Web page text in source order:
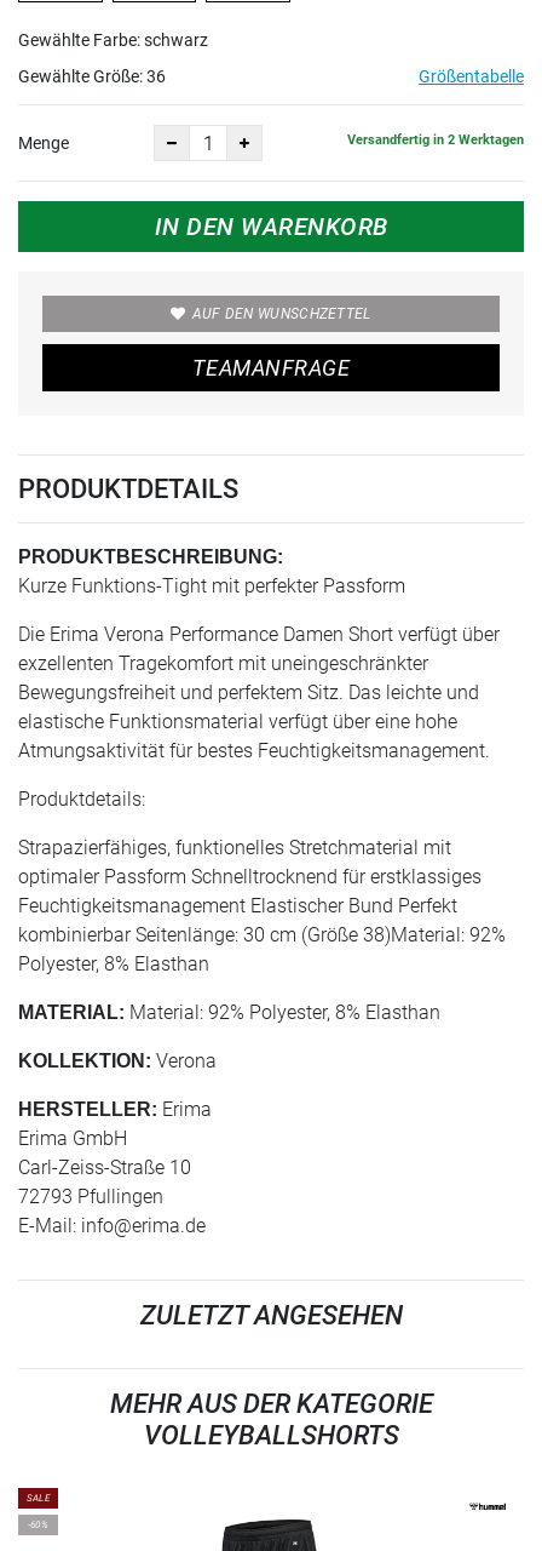
Gewählte Farbe: schwarz
Gewählte Größe:36 Größentabelle
Menge Versandfertig in 2 Werktagen
IN DEN WARENKORB
AUF DEN WUNSCHZETTEL
TEAMANFRAGE
PRODUKTDETAILS
PRODUKTBESCHREIBUNG:
Kurze Funktions-Tight mit perfekter Passform
Die Erima Verona Performance Damen Short verfügt über
exzellenten Tragekomfort mit uneingeschränkter
Bewegungsfreiheit und perfektem Sitz. Das leichte und
elastische Funktionsmaterial verfügt über eine hohe
Atmungsaktivität für bestes Feuchtigkeitsmanagement.
Produktdetails:
Strapazierfähiges, funktionelles Stretchmaterial mit
optimaler Passform Schnelltrocknend für erstklassiges
Feuchtigkeitsmanagement Elastischer Bund Perfekt
kombinierbar Seitenlänge: 30 cm (Größe 38)Material: 92%
Polyester, 8% Elasthan
MATERIAL: Material: 92% Polyester, 8% Elasthan
KOLLEKTION: Verona
HERSTELLER: Erima
Erima GmbH
Carl-Zeiss-Straße 10
72793 Pfullingen
E-Mail: info@erima.de
ZULETZT ANGESEHEN
MEHR AUS DER KATEGORIE
VOLLEYBALLSHORTS
SALE
-60%